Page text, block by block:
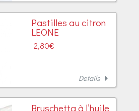
Pastilles au citron
LEONE
2,80€
Detailsarrow_right
Bruschetta à l’huile